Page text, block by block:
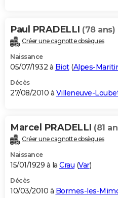
Paul PRADELLI (78 ans)
Créer une cagnotte obsèques
Naissance
05/07/1932 à Biot(Alpes-
Décès
27/08/2010 à Villeneuve-
Marcel PRADELLI (81
Créer une cagnotte obsèques
Naissance
15/01/1929 à la Crau (Var)
Décès
10/03/2010 à Bormes-les-